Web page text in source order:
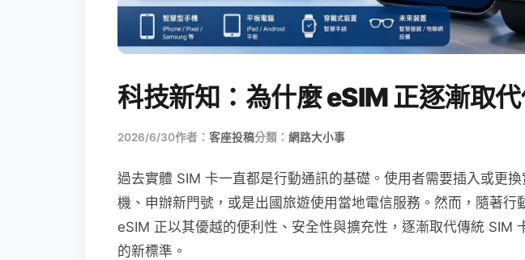
科技新知：為什麼 eSIM 正逐漸取
2026/6/30作者： 客座投稿分類： 網路大小事
過去實體 SIM 卡一直都是行動通訊的基礎。使用者需要插入或更
機、申辦新門號，或是出國旅遊使用當地電信服務。然而，隨著行
eSIM 正以其優越的便利性、安全性與擴充性，逐漸取代傳統 SIM
的新標準。